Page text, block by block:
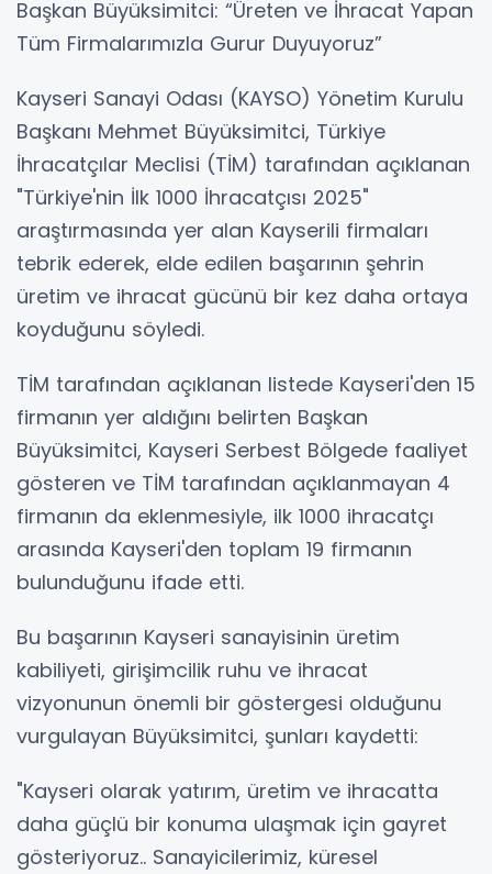
Başkan Büyüksimitci: “Üreten ve İhracat Yapan
Tüm Firmalarımızla Gurur Duyuyoruz”
Kayseri Sanayi Odası (KAYSO) Yönetim Kurulu
Başkanı Mehmet Büyüksimitci, Türkiye
İhracatçılar Meclisi (TİM) tarafından açıklanan
"Türkiye'nin İlk 1000 İhracatçısı 2025"
araştırmasında yer alan Kayserili firmaları
tebrik ederek, elde edilen başarının şehrin
üretim ve ihracat gücünü bir kez daha ortaya
koyduğunu söyledi.
TİM tarafından açıklanan listede Kayseri'den 15
firmanın yer aldığını belirten Başkan
Büyüksimitci, Kayseri Serbest Bölgede faaliyet
gösteren ve TİM tarafından açıklanmayan 4
firmanın da eklenmesiyle, ilk 1000 ihracatçı
arasında Kayseri'den toplam 19 firmanın
bulunduğunu ifade etti.
Bu başarının Kayseri sanayisinin üretim
kabiliyeti, girişimcilik ruhu ve ihracat
vizyonunun önemli bir göstergesi olduğunu
vurgulayan Büyüksimitci, şunları kaydetti:
"Kayseri olarak yatırım, üretim ve ihracatta
daha güçlü bir konuma ulaşmak için gayret
gösteriyoruz.. Sanayicilerimiz, küresel